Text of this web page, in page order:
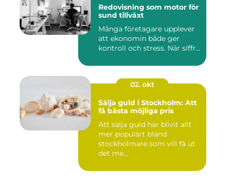
Redovisning som motor för
sund tillväxt
Många företagare upplever
att ekonomin både ger
kontroll och stress. När siffr...
02. okt
Sälja guld i Stockholm: Att
få bästa möjliga pris
Att sälja guld har blivit allt
mer populärt bland
stockholmare som vill få ut
det me...